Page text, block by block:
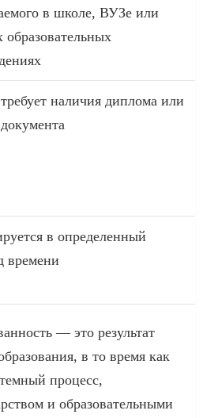
в школе, ВУЗе или
образовательных
наличия диплома или
в определенный
времени
— это результат
в то время как
процесс,
и образовательными